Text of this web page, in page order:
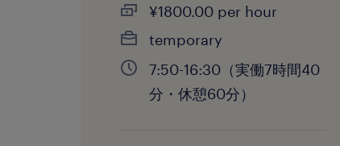
¥1800.00 per hour
temporary
7:50-16:30（実働7時間40
分・休憩60分）